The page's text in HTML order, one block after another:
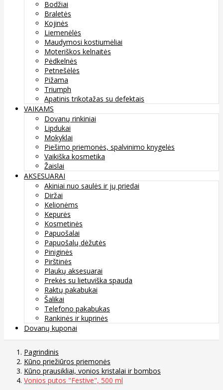
Bodžiai
Braletės
Kojinės
Liemenėlės
Maudymosi kostiumėliai
Moteriškos kelnaitės
Pėdkelnės
Petnešėlės
Pižama
Triumph
Apatinis trikotažas su defektais
VAIKAMS
Dovanų rinkiniai
Lipdukai
Mokyklai
Piešimo priemonės, spalvinimo knygelės
Vaikiška kosmetika
Žaislai
AKSESUARAI
Akiniai nuo saulės ir jų priedai
Diržai
Kelionėms
Kepurės
Kosmetinės
Papuošalai
Papuošalų dėžutės
Piniginės
Pirštinės
Plaukų aksesuarai
Prekės su lietuviška spauda
Raktų pakabukai
Šalikai
Telefono pakabukas
Rankinės ir kuprinės
Dovanų kuponai
Pagrindinis
Kūno priežiūros priemonės
Kūno prausikliai, vonios kristalai ir bombos
Vonios putos "Festive", 500 ml